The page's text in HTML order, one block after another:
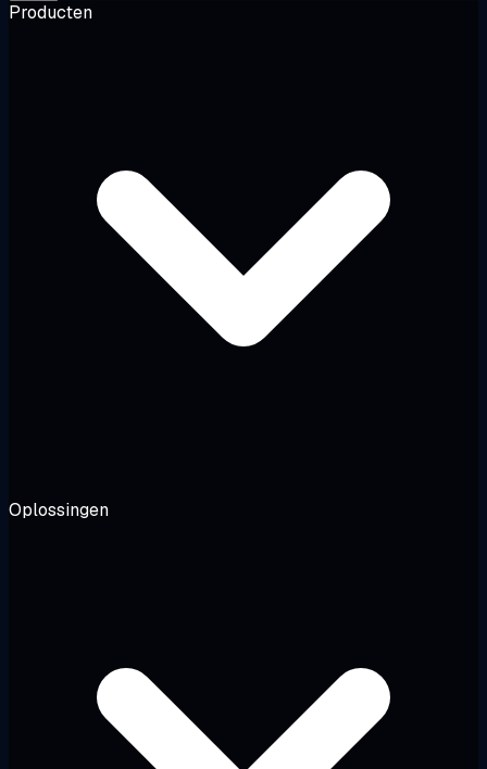
Producten
Oplossingen